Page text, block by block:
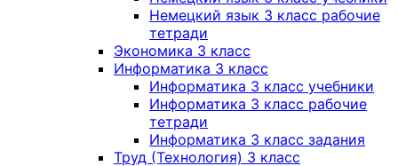
Немецкий язык 3 класс рабочие
тетради
Экономика 3 класс
Информатика 3 класс
Информатика 3 класс учебники
Информатика 3 класс рабочие
тетради
Информатика 3 класс задания
Труд (Технология) 3 класс